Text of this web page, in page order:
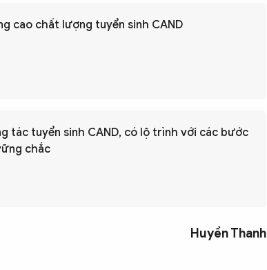
cao chất lượng tuyển sinh CAND
tác tuyển sinh CAND, có lộ trình với các bước
chắc
Huyền Thanh